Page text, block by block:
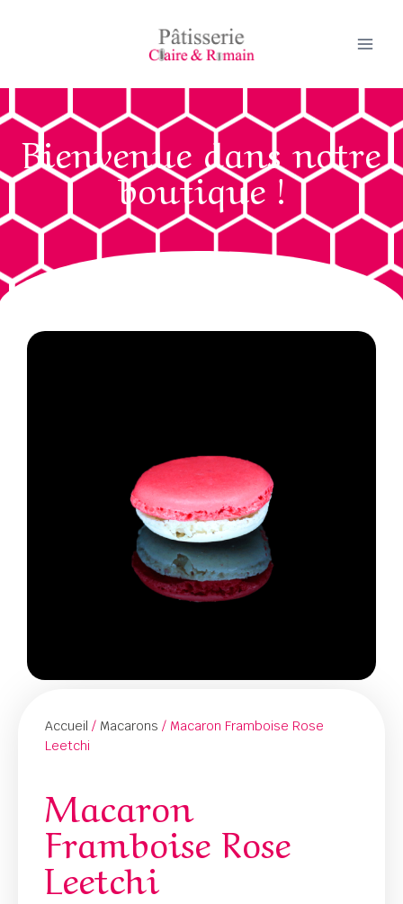
Bienvenue dans notre
boutique !
Accueil / Macarons / Macaron Framboise Rose
Leetchi
Macaron
Framboise Rose
Leetchi